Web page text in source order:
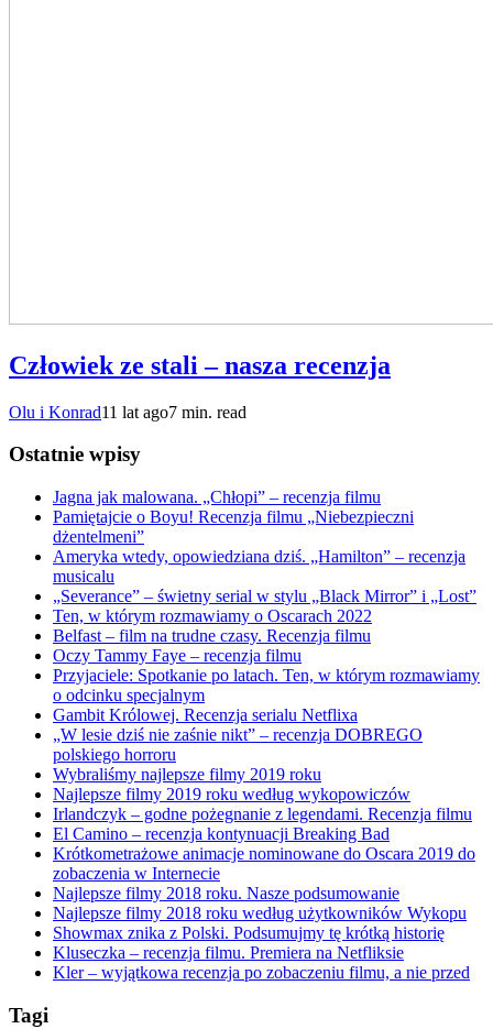
Człowiek ze stali – nasza recenzja
Olu i Konrad11 lat ago7 min. read
Ostatnie wpisy
Jagna jak malowana. „Chłopi” – recenzja filmu
Pamiętajcie o Boyu! Recenzja filmu „Niebezpieczni
dżentelmeni”
Ameryka wtedy, opowiedziana dziś. „Hamilton” – recenzja
musicalu
„Severance” – świetny serial w stylu „Black Mirror” i „Lost”
Ten, w którym rozmawiamy o Oscarach 2022
Belfast – film na trudne czasy. Recenzja filmu
Oczy Tammy Faye – recenzja filmu
Przyjaciele: Spotkanie po latach. Ten, w którym rozmawiamy
o odcinku specjalnym
Gambit Królowej. Recenzja serialu Netflixa
„W lesie dziś nie zaśnie nikt” – recenzja DOBREGO
polskiego horroru
Wybraliśmy najlepsze filmy 2019 roku
Najlepsze filmy 2019 roku według wykopowiczów
Irlandczyk – godne pożegnanie z legendami. Recenzja filmu
El Camino – recenzja kontynuacji Breaking Bad
Krótkometrażowe animacje nominowane do Oscara 2019 do
zobaczenia w Internecie
Najlepsze filmy 2018 roku. Nasze podsumowanie
Najlepsze filmy 2018 roku według użytkowników Wykopu
Showmax znika z Polski. Podsumujmy tę krótką historię
Kluseczka – recenzja filmu. Premiera na Netfliksie
Kler – wyjątkowa recenzja po zobaczeniu filmu, a nie przed
Tagi